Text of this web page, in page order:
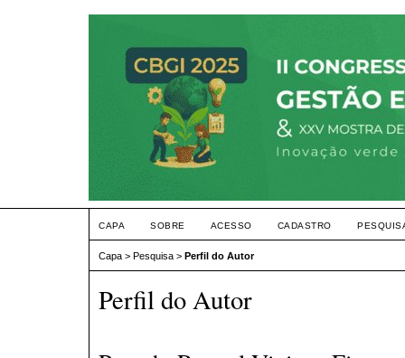
CAPA SOBRE ACESSO CADASTRO
Capa > Pesquisa > Perfil do Autor
Perfil do Autor